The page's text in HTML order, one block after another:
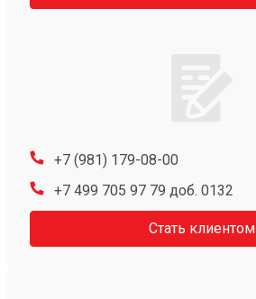
+7 (981) 179-08-00
+7 499 705 97 79 доб. 0132
Стать клиентом